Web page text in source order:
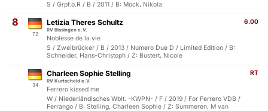
S / Grpf.o.R / B / 2011 / B: Mock, Nikola
8
72
6.00
Letizia Theres Schultz
RV Bissingen e.V.
Noblesse de la vie
S / Zweibrücker / B / 2013 / Numero Due D / Limited Edition / B:
Schneider, Hans-Christoph / Z: Bustert, Nicole
34
RT
Charleen Sophie Stelling
RV Kurtscheid e.V.
Ferrero kissed me
W / Niederländisches Wblt. -KWPN- / F / 2019 / For Ferrero VDB /
Ferrango / B: Stelling, Charleen Sophie / Z: Summeren, M van